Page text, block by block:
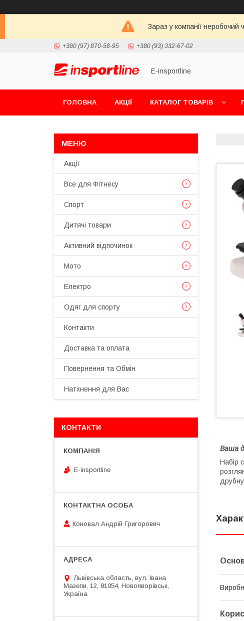
Зараз у компанії
+380 (97) 870-58-95 +380 (93) 332-67-02
E-insportline
ГОЛОВНА АКЦІЇ КАТАЛОГ ТОВАРІВ
Ваша
Набір
Акції
Все для Фітнесу
Спорт
Дитячі товари
Активний відпочинок
Мото
Електро
Одяг для спорту
Контакти
Доставка та оплата
Повернення та Обмін
Натхнення для Вас
КОНТАКТИ
E-insportline
Коновал Андрій Григорович
Львівська область, вул. Івана
Мазепи, 12, 81054, Новояворівськ,
Україна